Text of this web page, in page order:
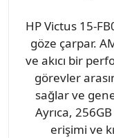
HP Victus 15-
göze çarpar.
ve akıcı bir
görevler
sağlar ve
Ayrıca,
erişimi ve